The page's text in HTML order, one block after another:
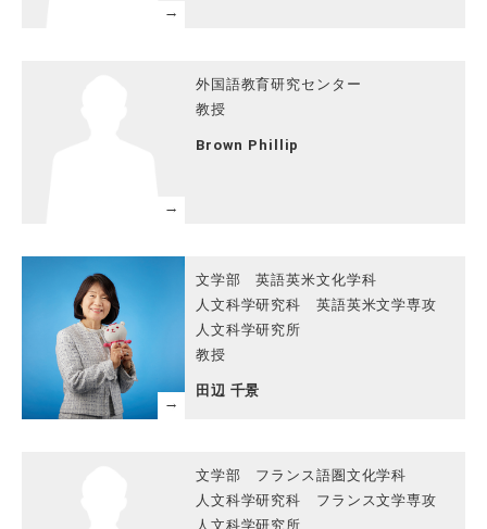
外国語教育研究センター
教授
Brown Phillip
文学部 英語英米文化学科
人文科学研究科 英語英米文学専攻
人文科学研究所
教授
田辺 千景
文学部 フランス語圏文化学科
人文科学研究科 フランス文学専攻
人文科学研究所